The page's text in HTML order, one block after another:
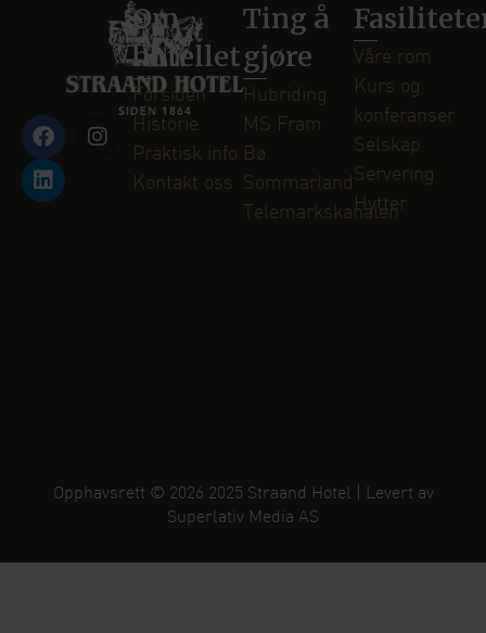
Om
hotellet
Forsiden
Historie
Praktisk info
Kontakt oss
Ting å
gjøre
Hubriding
MS Fram
Bø
Sommarland
Telemarkskanalen
Våre rom
Kurs og
konferanser
Selskap
Servering
Hytter
Opphavsrett © 2026 2025 Straand Hotel | Levert av
Superlativ Media AS